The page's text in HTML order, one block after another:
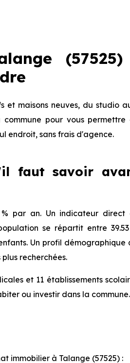
et maisons neuves, du studio
pour vous permettre
endroit, sans frais d'agence.
faut savoir
par an. Un indicateur direct
se répartit entre
Un profil démographique
recherchées.
et 11 établissements
ou investir dans la commune.
immobilier à Talange (57525) :